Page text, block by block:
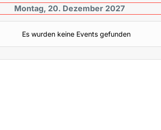
Montag, 20. Dezember 2027
Es wurden keine Events gefunden